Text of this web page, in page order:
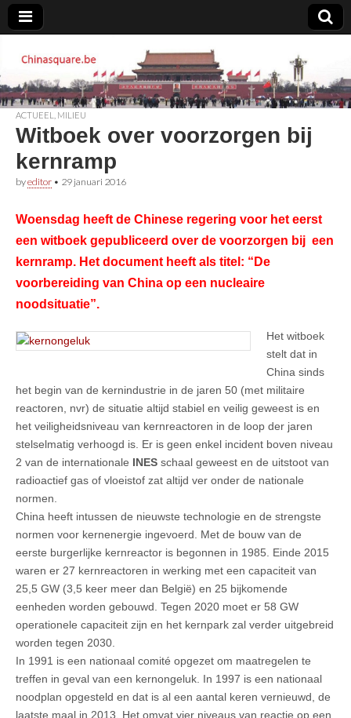
Chinasquare.be
ACTUEEL MILIEU
Witboek over voorzorgen bij
kernramp
byeditor • 29 januari 2016
Woensdag heeft de Chinese regering voor het eerst
een witboek gepubliceerd over de voorzorgen bij een
kernramp. Het document heeft als titel: “De
voorbereiding van China op een nucleaire
noodsituatie”.
Het witboek
stelt dat in
China sinds
het begin van de kernindustrie in de jaren 50 (met militaire
reactoren, nvr) de situatie altijd stabiel en veilig geweest is en
het veiligheidsniveau van kernreactoren in de loop der jaren
stelselmatig verhoogd is. Er is geen enkel incident boven niveau
2 van de internationale INES schaal geweest en de uitstoot van
radioactief gas of vloeistof zat altijd ver onder de nationale
normen.
China heeft intussen de nieuwste technologie en de strengste
normen voor kernenergie ingevoerd. Met de bouw van de
eerste burgerlijke kernreactor is begonnen in 1985. Einde 2015
waren er 27 kernreactoren in werking met een capaciteit van
25,5 GW (3,5 keer meer dan België) en 25 bijkomende
eenheden worden gebouwd. Tegen 2020 moet er 58 GW
operationele capaciteit zijn en het kernpark zal verder uitgebreid
worden tegen 2030.
In 1991 is een nationaal comité opgezet om maatregelen te
treffen in geval van een kernongeluk. In 1997 is een nationaal
noodplan opgesteld en dat is al een aantal keren vernieuwd, de
laatste maal in 2013. Het omvat vier niveaus van reactie op een